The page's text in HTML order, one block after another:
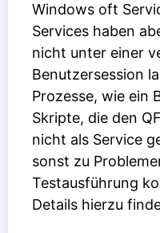
Windows oft
Services haben
nicht unter einer
Benutzersession
Prozesse, wie ein
Skripte, die den
nicht als Service
sonst zu
Testausführung
Details hierzu